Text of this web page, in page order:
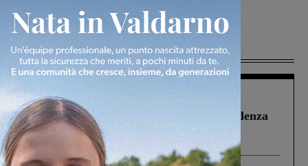
Più lette
Figline Incisa Valdarno 1 Agosto 2026
Piscina di Figline finanziata oltre la scadenza
Pnrr, il gruppo di Fratelli d’Italia: “Un
ringraziamento al Governo”